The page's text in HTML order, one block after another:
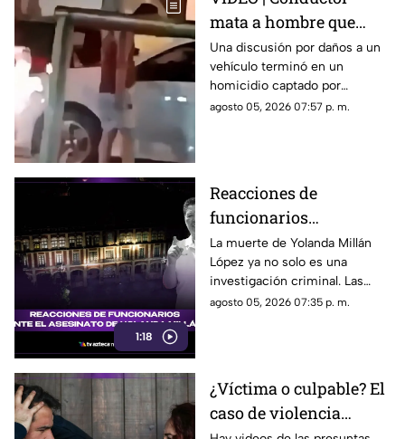
mata a hombre que
rompió su espejo
retrovisor
Una discusión por daños a un
vehículo terminó en un
homicidio captado por
testigos.
agosto 05, 2026 07:57 p. m.
1:18
Reacciones de
funcionarios
Morelenses ante el
asesinato de Yolanda
Millán, ayudante
municipal de
La muerte de Yolanda Millán
López ya no solo es una
investigación criminal. Las
reacciones continúan
fuertes. ¿Qué dijeron las
autoridades y qué sigue en el
caso?
agosto 05, 2026 07:35 p. m.
¿Víctima o culpable? El
caso de violencia